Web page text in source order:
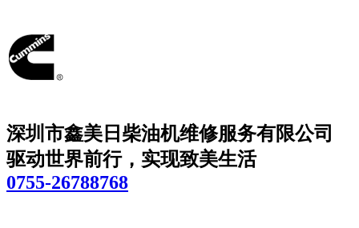
深圳市鑫美日柴油机维修服务有限公司
驱动世界前行，实现致美生活
0755-26788768